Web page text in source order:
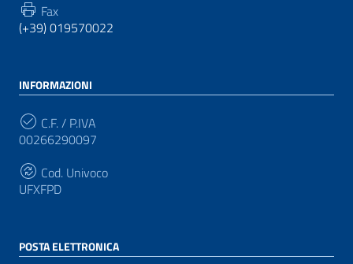
Fax
(+39) 019570022
INFORMAZIONI
C.F. / P.IVA
00266290097
Cod. Univoco
UFXFPD
POSTA ELETTRONICA